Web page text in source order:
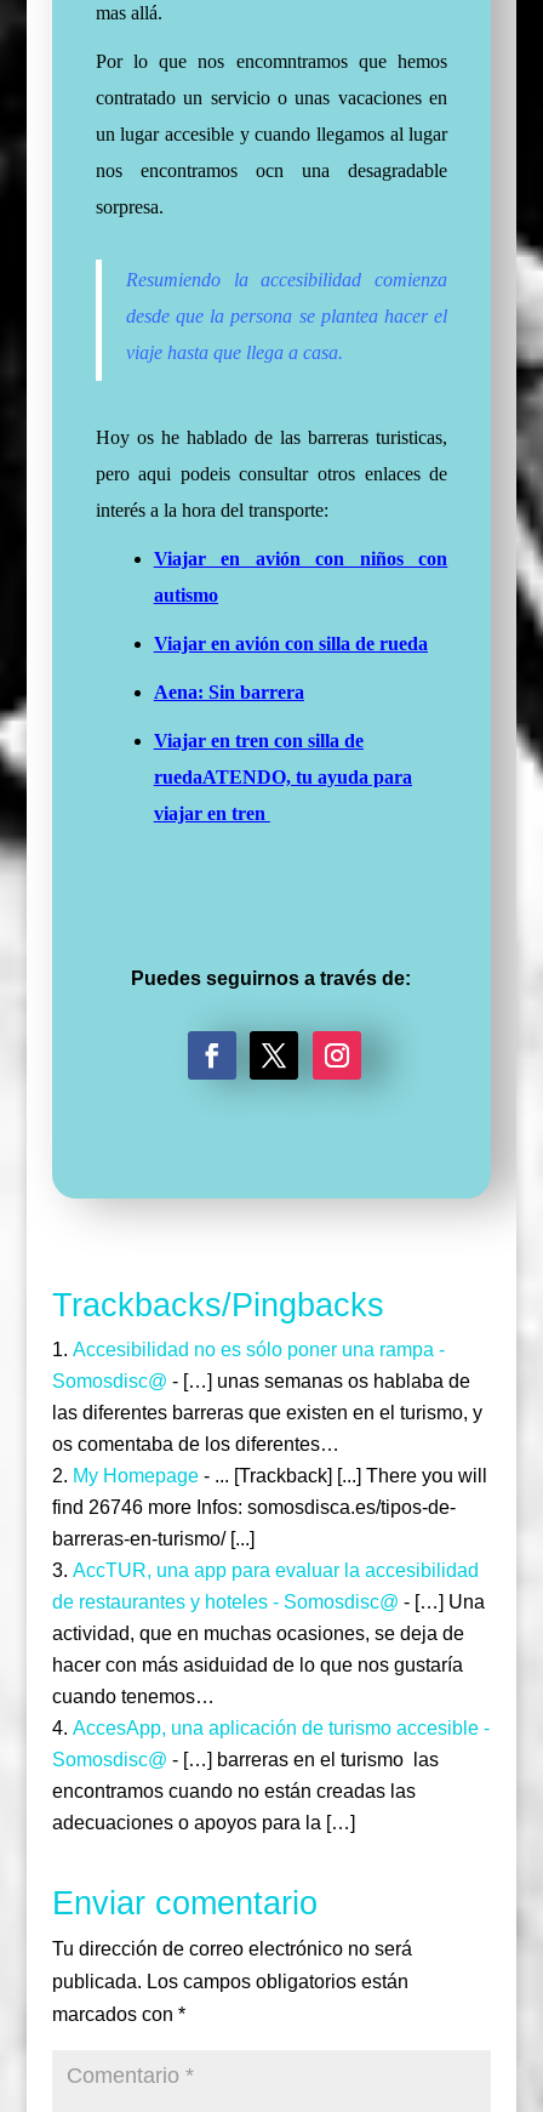
mas allá.
Por lo que nos encomntramos que hemos
contratado un servicio o unas vacaciones en
un lugar accesible y cuando llegamos al lugar
nos encontramos ocn una desagradable
sorpresa.
Resumiendo la accesibilidad comienza
desde que la persona se plantea hacer el
viaje hasta que llega a casa.
Hoy os he hablado de las barreras turisticas,
pero aqui podeis consultar otros enlaces de
interés a la hora del transporte:
Viajar en avión con niños con
autismo
Viajar en avión con silla de rueda
Aena: Sin barrera
Viajar en tren con silla de
ruedaATENDO, tu ayuda para
viajar en tren
Puedes seguirnos a través de:
Trackbacks/Pingbacks
Accesibilidad no es sólo poner una rampa -
Somosdisc@ - […] unas semanas os hablaba de
las diferentes barreras que existen en el turismo, y
os comentaba de los diferentes…
My Homepage- ... [Trackback] [...] There you will
find 26746 more Infos: somosdisca.es/tipos-de-
barreras-en-turismo/ [...]
AccTUR, una app para evaluar la accesibilidad
de restaurantes y hoteles - Somosdisc@ - […] Una
actividad, que en muchas ocasiones, se deja de
hacer con más asiduidad de lo que nos gustaría
cuando tenemos…
AccesApp, una aplicación de turismo accesible -
Somosdisc@ - […] barreras en el turismo las
encontramos cuando no están creadas las
adecuaciones o apoyos para la […]
Enviar comentario
Tu dirección de correo electrónico no será
publicada. Los campos obligatorios están
marcados con *